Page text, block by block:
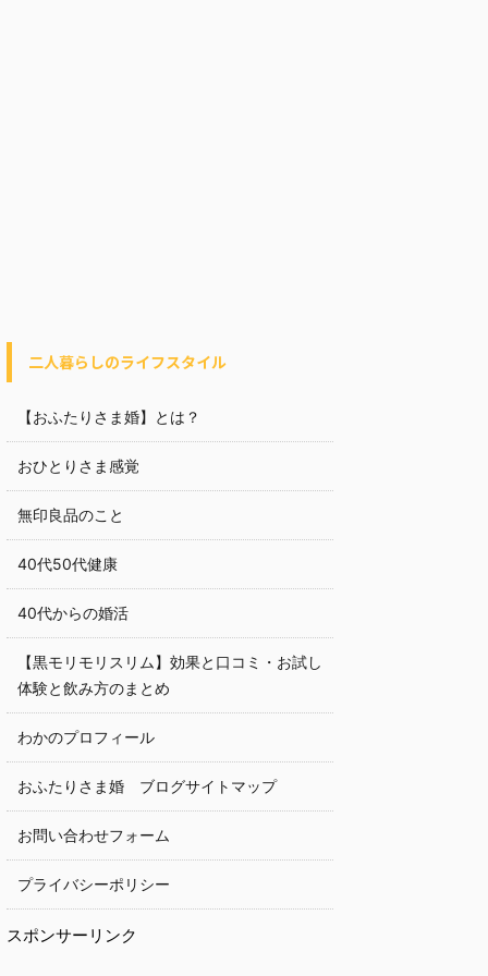
二人暮らしのライフスタイル
【おふたりさま婚】とは？
おひとりさま感覚
無印良品のこと
40代50代健康
40代からの婚活
【黒モリモリスリム】効果と口コミ・お試し
体験と飲み方のまとめ
わかのプロフィール
おふたりさま婚 ブログサイトマップ
お問い合わせフォーム
プライバシーポリシー
スポンサーリンク